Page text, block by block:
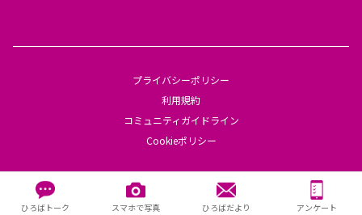
プライバシーポリシー
利用規約
コミュニティガイドライン
Cookieポリシー
© 2023 AEON RETAIL Co., Ltd.
ひろばトーク スマホで写真 ひろばだより アンケート